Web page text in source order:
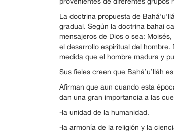
La doctrina propuesta de
gradual. Según la doctrina bahai
mensajeros de Dios o sea:
el desarrollo espiritual del
medida que el hombre madura y
Sus fieles creen que Bahá’u’lláh
Afirman que aun cuando esta
dan una gran importancia a las
-la unidad de la humanidad.
-la armonía de la religión y la